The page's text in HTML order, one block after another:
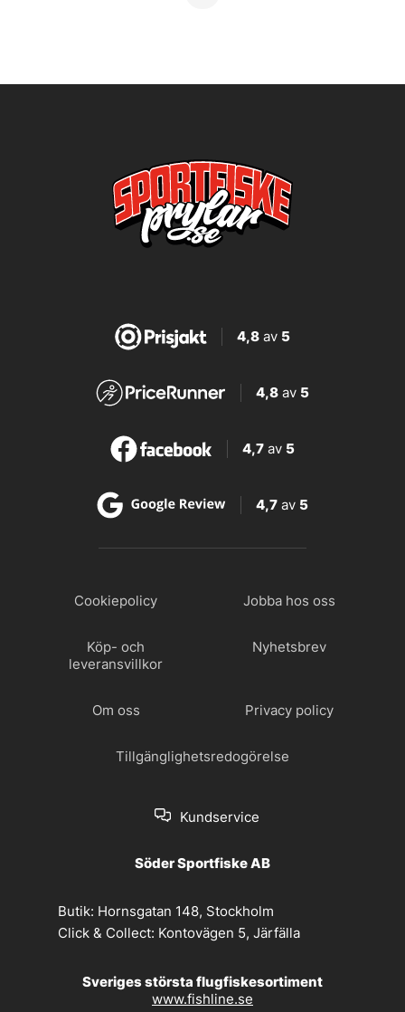
4,8av 5
4,8 av 5
4,7 av 5
4,7 av 5
Cookiepolicy Jobba hos oss
Köp- och
leveransvillkor
Nyhetsbrev
Om oss Privacy policy
Tillgänglighetsredogörelse
Kundservice
Söder Sportfiske AB
Butik: Hornsgatan 148, Stockholm
Click & Collect: Kontovägen 5, Järfälla
Sveriges största flugfiskesortiment
www.fishline.se